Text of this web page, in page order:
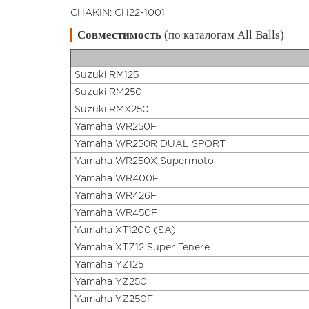
CHAKIN: CH22-1001
Совместимость (по каталогам All Balls)
Suzuki RM125
Suzuki RM250
Suzuki RMX250
Yamaha WR250F
Yamaha WR250R DUAL SPORT
Yamaha WR250X Supermoto
Yamaha WR400F
Yamaha WR426F
Yamaha WR450F
Yamaha XT1200 (SA)
Yamaha XTZ12 Super Tenere
Yamaha YZ125
Yamaha YZ250
Yamaha YZ250F